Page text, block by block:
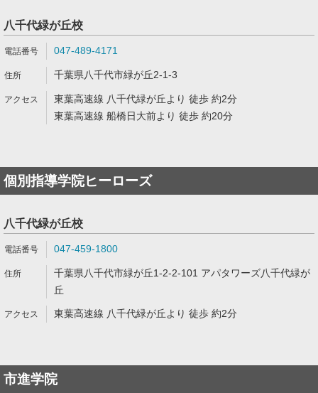
八千代緑が丘校
047-489-4171
千葉県八千代市緑が丘2-1-3
東葉高速線 八千代緑が丘より 徒歩 約2分
東葉高速線 船橋日大前より 徒歩 約20分
個別指導学院ヒーローズ
八千代緑が丘校
047-459-1800
千葉県八千代市緑が丘1-2-2-101 アパタワーズ八千代緑が
丘
東葉高速線 八千代緑が丘より 徒歩 約2分
市進学院